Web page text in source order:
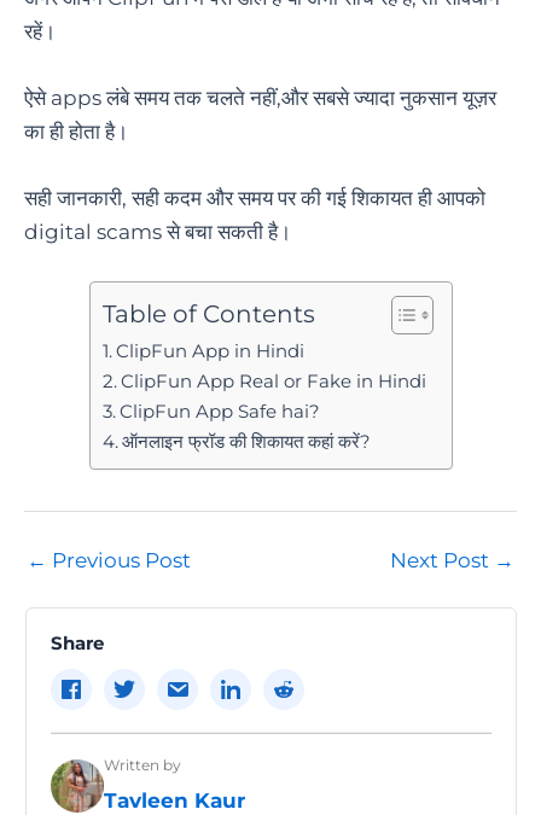
रहें।
ऐसे apps लंबे समय तक चलते नहीं,और सबसे ज्यादा नुकसान यूज़र
का ही होता है।
सही जानकारी, सही कदम और समय पर की गई शिकायत ही आपको
digital scams से बचा सकती है।
Table of Contents
ClipFun App in Hindi
ClipFun App Real or Fake in Hindi
ClipFun App Safe hai?
ऑनलाइन फ्रॉड की शिकायत कहां करें?
Post
← Previous Post Next Post →
Share
Written by
Tavleen Kaur